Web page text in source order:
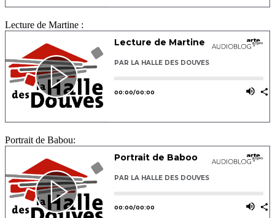
Lecture de Martine :
Portrait de Babou: